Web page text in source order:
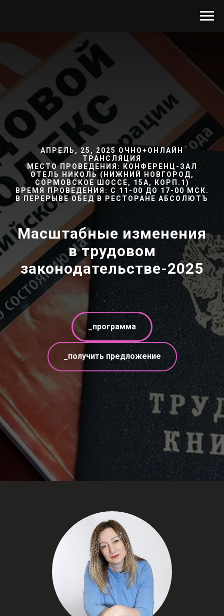
АПРЕЛЬ, 25, 2025 ОЧНО+ОНЛАЙН
ТРАНСЛЯЦИЯ
МЕСТО ПРОВЕДЕНИЯ: КОНФЕРЕНЦ-ЗАЛ
ОТЕЛЬ НИКОЛЬ (НИЖНИЙ НОВГОРОД,
СОРМОВСКОЕ ШОССЕ, 15А, КОРП.1)
ВРЕМЯ ПРОВЕДЕНИЯ: С 11-00 ДО 17-00 МСК.
В ПЕРЕРЫВЕ ОБЕД В РЕСТОРАНЕ АБСОЛЮТЪ
Масштабные изменения
в трудовом
законодательстве-2025
_программа
_получить предложение